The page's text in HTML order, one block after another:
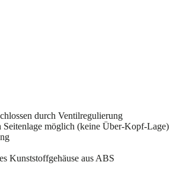
durch Ventilregulierung
Seitenlage möglich (keine Über-Kopf-Lage)
Kunststoffgehäuse aus ABS